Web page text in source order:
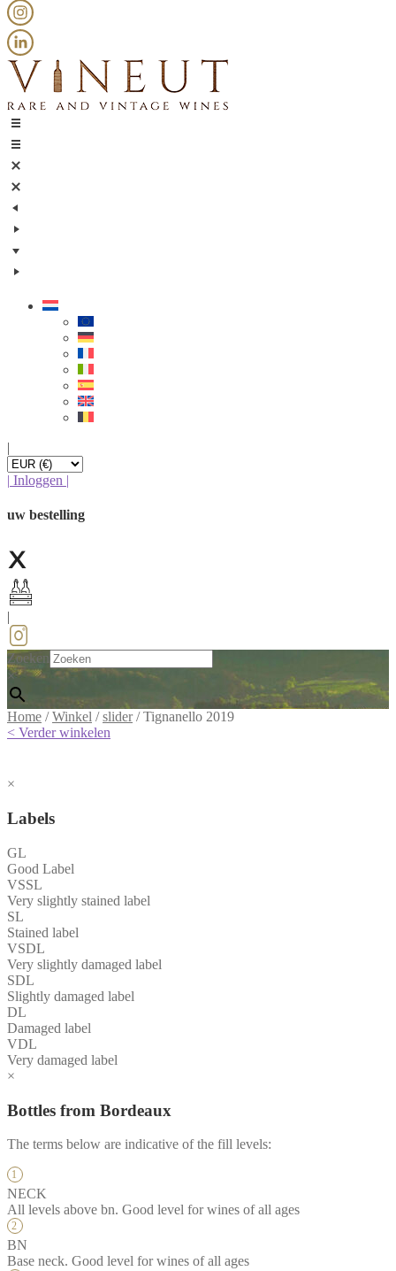
|
| Inloggen |
uw bestelling
Zoeken
×
Home /Winkel /slider/Tignanello 2019
< Verder winkelen
×
Labels
GL
Good Label
VSSL
Very slightly stained label
SL
Stained label
VSDL
Very slightly damaged label
SDL
Slightly damaged label
DL
Damaged label
VDL
Very damaged label
×
Bottles from Bordeaux
The terms below are indicative of the fill levels:
NECK
All levels above bn. Good level for wines of all ages
BN
Base neck. Good level for wines of all ages